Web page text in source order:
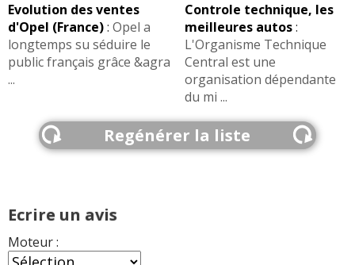
Evolution des ventes
d'Opel (France): Opel a
longtemps su séduire le
public français grâce &agra
...
Controle technique, les
meilleures autos:
L'Organisme Technique
Central est une
organisation dépendante
du mi ...
Regénérer la liste
Ecrire un avis
Moteur :